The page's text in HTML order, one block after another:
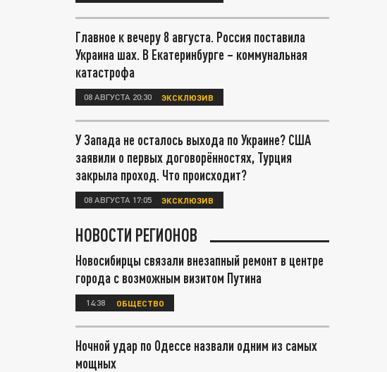
Главное к вечеру 8 августа. Россия поставила
Украина шах. В Екатеринбурге – коммунальная
катастрофа
08 АВГУСТА 20:30 ЭКСКЛЮЗИВ
У Запада не осталось выхода по Украине? США
заявили о первых договорённостях, Турция
закрыла проход. Что происходит?
08 АВГУСТА 17:05 ЭКСКЛЮЗИВ
НОВОСТИ РЕГИОНОВ
Новосибирцы связали внезапный ремонт в центре
города с возможным визитом Путина
14:38 ОБЩЕСТВО
Ночной удар по Одессе назвали одним из самых
мощных